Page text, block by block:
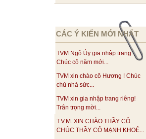
CÁC Ý KIẾN MỚI NHẤT
TVM Ngô Úy gia nhập trang.
Chúc cô năm mới...
TVM xin chào cô Hương ! Chúc
chủ nhà sức...
TVM xin gia nhập trang riêng!
Trân trọng mời...
T.V.M. XIN CHÀO THẦY CÔ.
CHÚC THẦY CÔ MẠNH KHOẺ...